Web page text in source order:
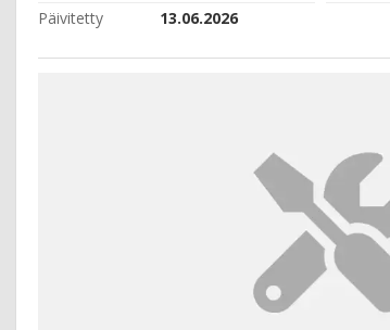
Päivitetty
13.06.2026